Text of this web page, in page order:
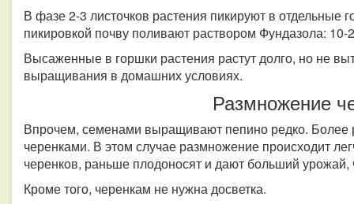
В фазе 2-3 листочков растения пикируют в отдельные
пикировкой почву поливают раствором Фундазола:
Высаженные в горшки растения растут долго, но не
выращивания в домашних условиях.
Размножение
Впрочем, семенами выращивают пепино редко. Более
черенками. В этом случае размножение происходит
черенков, раньше плодоносят и дают больший
Кроме того, черенкам не нужна досветка.